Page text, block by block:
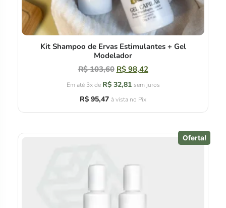
Kit Shampoo de Ervas Estimulantes + Gel
Modelador
R$103,60 R$98,42
Em até 3x de R$32,81 sem juros
R$ 95,47 à vista no Pix
Oferta!